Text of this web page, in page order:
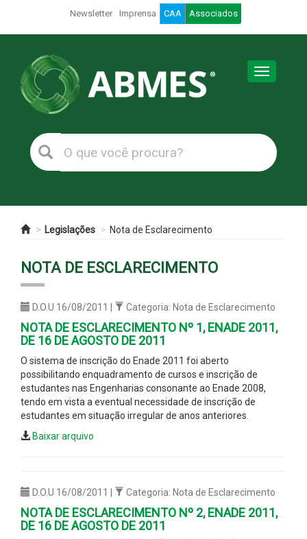
Newsletter Imprensa CAA Associados
Toggle
Legislações Nota de Esclarecimento
NOTA DE ESCLARECIMENTO
D.O.U 16/08/2011 | Categoria: Nota de Esclarecimento
NOTA DE ESCLARECIMENTO Nº 1, ENADE 2011,
DE 16 DE AGOSTO DE 2011
O sistema de inscrição do Enade 2011 foi aberto
possibilitando enquadramento de cursos e inscrição de
estudantes nas Engenharias consonante ao Enade 2008,
tendo em vista a eventual necessidade de inscrição de
estudantes em situação irregular de anos anteriores.
Baixar arquivo
D.O.U 16/08/2011 | Categoria: Nota de Esclarecimento
NOTA DE ESCLARECIMENTO Nº 2, ENADE 2011,
DE 16 DE AGOSTO DE 2011